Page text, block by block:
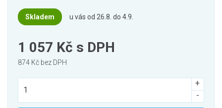
Skladem u vás od 26.8. do 4.9.
1 057 Kč s DPH
874 Kč bez DPH